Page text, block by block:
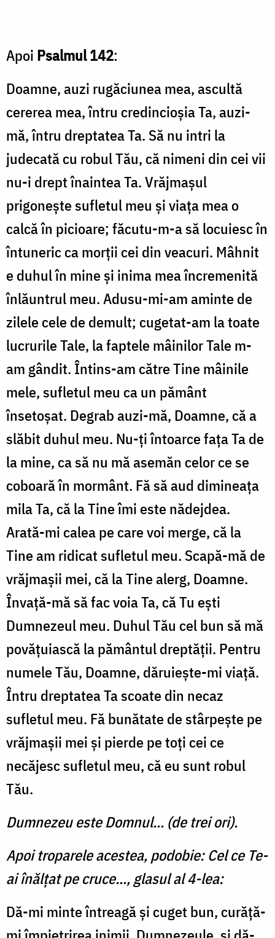
Apoi Psalmul 142:
Doamne, auzi rugăciunea mea, ascultă
cererea mea, întru credincioşia Ta, auzi-
mă, întru dreptatea Ta. Să nu intri la
judecată cu robul Tău, că nimeni din cei vii
nu-i drept înaintea Ta. Vrăjmaşul
prigoneşte sufletul meu şi viaţa mea o
calcă în picioare; făcutu-m-a să locuiesc în
întuneric ca morţii cei din veacuri. Mâhnit
e duhul în mine şi inima mea încremenită
înlăuntrul meu. Adusu-mi-am aminte de
zilele cele de demult; cugetat-am la toate
lucrurile Tale, la faptele mâinilor Tale m-
am gândit. Întins-am către Tine mâinile
mele, sufletul meu ca un pământ
însetoşat. Degrab auzi-mă, Doamne, că a
slăbit duhul meu. Nu-ţi întoarce fața Ta de
la mine, ca să nu mă asemăn celor ce se
coboară în mormânt. Fă să aud dimineaţa
mila Ta, că la Tine îmi este nădejdea.
Arată-mi calea pe care voi merge, că la
Tine am ridicat sufletul meu. Scapă-mă de
vrăjmaşii mei, că la Tine alerg, Doamne.
Învaţă-mă să fac voia Ta, că Tu eşti
Dumnezeul meu. Duhul Tău cel bun să mă
povăţuiască la pământul dreptăţii. Pentru
numele Tău, Doamne, dăruieşte-mi viaţă.
Întru dreptatea Ta scoate din necaz
sufletul meu. Fă bunătate de stârpeşte pe
vrăjmaşii mei şi pierde pe toţi cei ce
necăjesc sufletul meu, că eu sunt robul
Tău.
Dumnezeu este Domnul... (de trei ori).
Apoi troparele acestea, podobie: Cel ce Te-
ai înălțat pe cruce..., glasul al 4-lea:
Dă-mi minte întreagă și cuget bun, curăță-